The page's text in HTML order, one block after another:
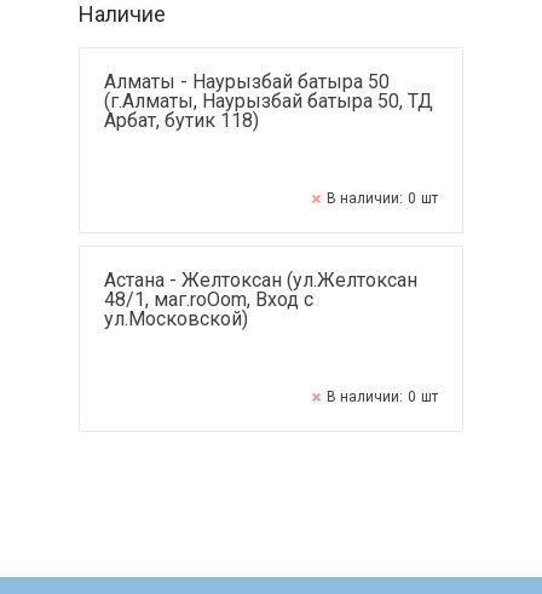
Наличие
Алматы - Наурызбай батыра 50
(г.Алматы, Наурызбай батыра 50, ТД
Арбат, бутик 118)
В наличии: 0 шт
Астана - Желтоксан (ул.Желтоксан
48/1, маг.roOom, Вход с
ул.Московской)
В наличии: 0 шт